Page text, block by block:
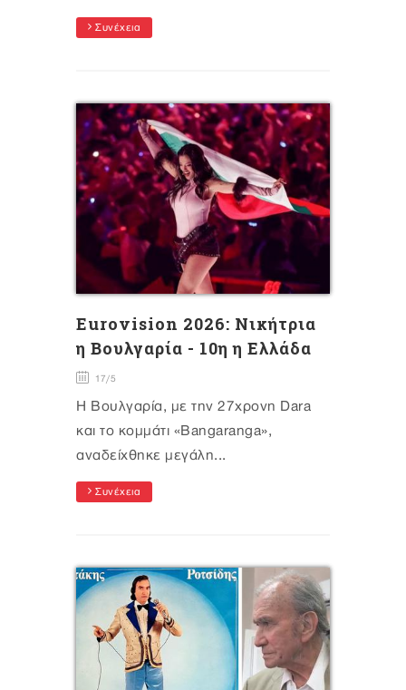
Συνέχεια
Eurovision 2026: Νικήτρια
η Βουλγαρία - 10η η Ελλάδα
17/5
Η Βουλγαρία, με την 27χρονη Dara
και το κομμάτι «Bangaranga»,
αναδείχθηκε μεγάλη...
Συνέχεια